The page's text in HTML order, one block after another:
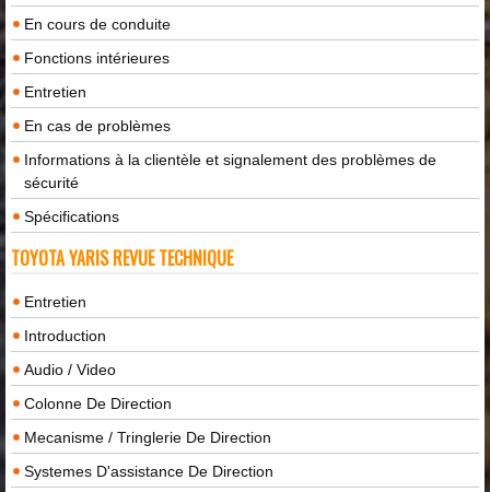
En cours de conduite
Fonctions intérieures
Entretien
En cas de problèmes
Informations à la clientèle et signalement des problèmes de
sécurité
Spécifications
TOYOTA YARIS REVUE TECHNIQUE
Entretien
Introduction
Audio / Video
Colonne De Direction
Mecanisme / Tringlerie De Direction
Systemes D'assistance De Direction